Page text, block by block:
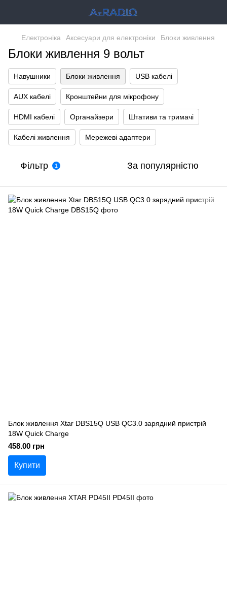
Електроніка Аксесуари для електроніки Блоки живлення
Блоки живлення 9 вольт
Навушники Блоки живлення USB кабелі
AUX кабелі Кронштейни для мікрофону
HDMI кабелі Органайзери Штативи та тримачі
Кабелі живлення Мережеві адаптери
Фільтр 1 За популярністю
Блок живлення Xtar DBS15Q USB QC3.0 зарядний пристрій
18W Quick Charge
458.00 грн
Купити